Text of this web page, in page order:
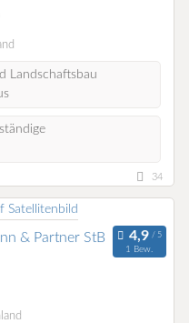
Landschaftsbau
34
& Partner StB
1 Bew.